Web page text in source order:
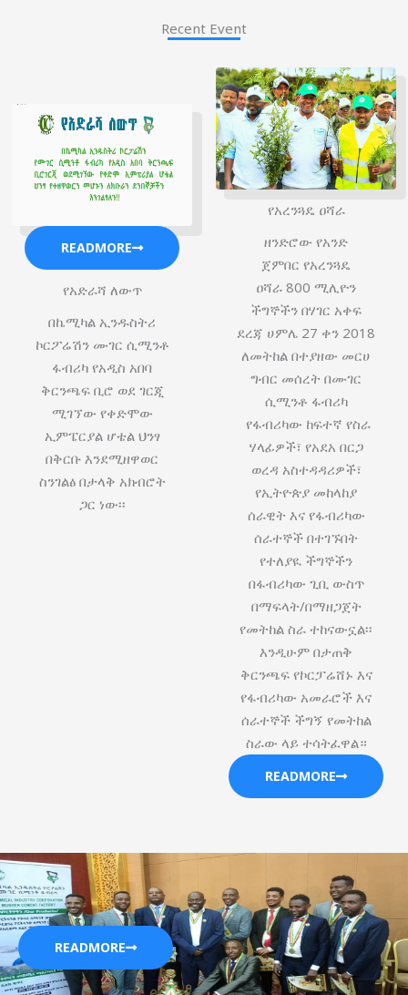
Recent Event
READMORE
የአድራሻ ለውጥ
በኬሚካል ኢንዱስትሪ
ኮርፖሬሽን ሙገር ሲሚንቶ
ፋብሪካ የአዲስ አበባ
ቅርንጫፍ ቢሮ ወደ ገርጂ
ሚገኘው የቀድሞው
ኢምፔርያል ሆቴል ህንፃ
በቅርቡ እንደሚዘዋወር
ስንገልፅ በታላቅ አክብሮት
ጋር ነው፡፡
የአረንጓዴ ዐሻራ
ዘንድሮው የአንድ
ጀምበር የአረንጓዴ
ዐሻራ 800 ሚሊዮን
ችግኞችን በሃገር አቀፍ
ደረጃ ሀምሌ 27 ቀን 2018
ለመትከል በተያዘው መርሀ
ግብር መሰረት በሙገር
ሲሚንቶ ፋብሪካ
የፋብሪካው ከፍተኛ የስራ
ሃላፊዎች፣ የአደአ በርጋ
ወረዳ አስተዳዳሪዎች፣
የኢትዮጵያ መከላከያ
ሰራዊት እና የፋብሪካው
ሰራተኞች በተገኙበት
የተለያዪ ችግኞችን
በፋብሪካው ጊቢ ውስጥ
በማፍላት/በማዘጋጀት
የመትከል ስራ ተከናውኗል፡፡
እንዲሁም በታጠቅ
ቅርንጫፍ የኮርፓሬሸ‍ኑ እና
የፋብሪካው አመራሮች እና
ሰራተኞች ችግኝ የመትከል
ስራው ላይ ተሳትፈዋል።
READMORE
READMORE